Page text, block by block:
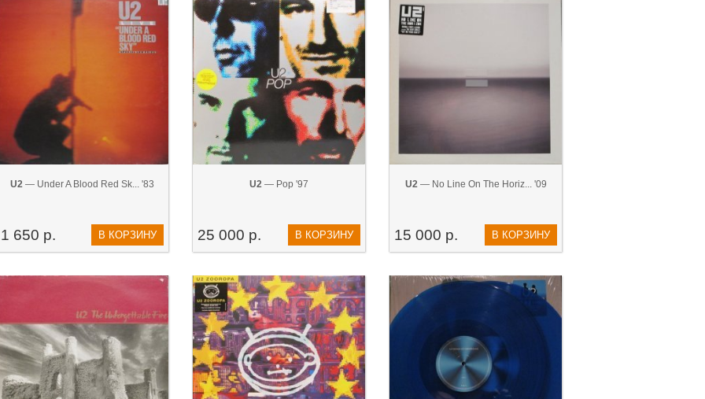
U2 — Under A Blood Red Sk... '83
1 650 р. В КОРЗИНУ
U2 — Pop '97
25 000 р. В КОРЗИНУ
U2— No Line On The Horiz... '09
15 000 р. В КОРЗИНУ